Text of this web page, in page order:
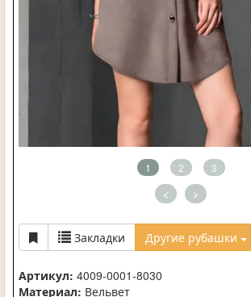
1 2 3
< >
Закладки Другие рубашки
Артикул: 4009-0001-8030
Материал: Вельвет